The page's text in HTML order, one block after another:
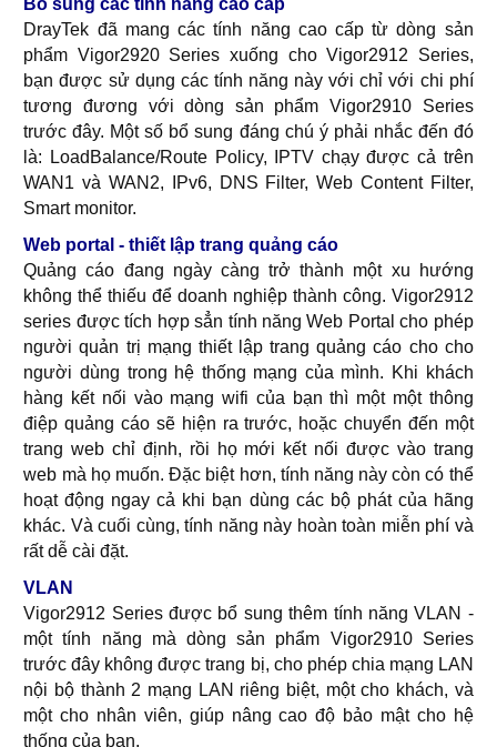
DrayTek đã mang các tính năng cao cấp từ dòng sản
phẩm Vigor2920 Series xuống cho Vigor2912 Series,
bạn được sử dụng các tính năng này với chỉ với chi phí
tương đương với dòng sản phẩm Vigor2910 Series
trước đây. Một số bổ sung đáng chú ý phải nhắc đến đó
là: LoadBalance/Route Policy, IPTV chạy được cả trên
WAN1 và WAN2, IPv6, DNS Filter, Web Content Filter,
Smart monitor.
Web portal - thiết lập trang quảng cáo
Quảng cáo đang ngày càng trở thành một xu hướng
không thể thiếu để doanh nghiệp thành công. Vigor2912
series được tích hợp sẳn tính năng Web Portal cho phép
người quản trị mạng thiết lập trang quảng cáo cho cho
người dùng trong hệ thống mạng của mình. Khi khách
hàng kết nối vào mạng wifi của bạn thì một một thông
điệp quảng cáo sẽ hiện ra trước, hoặc chuyển đến một
trang web chỉ định, rồi họ mới kết nối được vào trang
web mà họ muốn. Đặc biệt hơn, tính năng này còn có thể
hoạt động ngay cả khi bạn dùng các bộ phát của hãng
khác. Và cuối cùng, tính năng này hoàn toàn miễn phí và
rất dễ cài đặt.
VLAN
Vigor2912 Series được bổ sung thêm tính năng VLAN -
một tính năng mà dòng sản phẩm Vigor2910 Series
trước đây không được trang bị, cho phép chia mạng LAN
nội bộ thành 2 mạng LAN riêng biệt, một cho khách, và
một cho nhân viên, giúp nâng cao độ bảo mật cho hệ
thống của bạn.